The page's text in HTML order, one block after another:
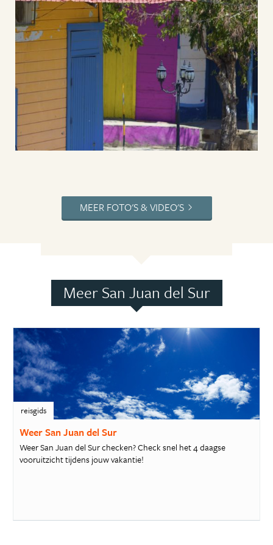
MEER FOTO'S & VIDEO'S
Meer San Juan del Sur
reisgids
Weer San Juan del Sur
Weer San Juan del Sur checken? Check snel het 4 daagse
vooruitzicht tijdens jouw vakantie!